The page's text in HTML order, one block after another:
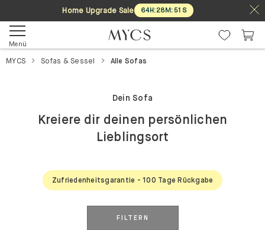
Home Upgrade Sale 64H:28M: 51 S
Menü
MYCS Sofas & Sessel Alle Sofas
Dein Sofa
Kreiere dir deinen persönlichen
Lieblingsort
Zufriedenheitsgarantie - 100 Tage Rückgabe
FILTERN